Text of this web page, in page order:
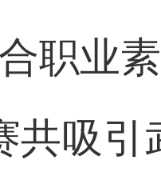
职业
共吸引